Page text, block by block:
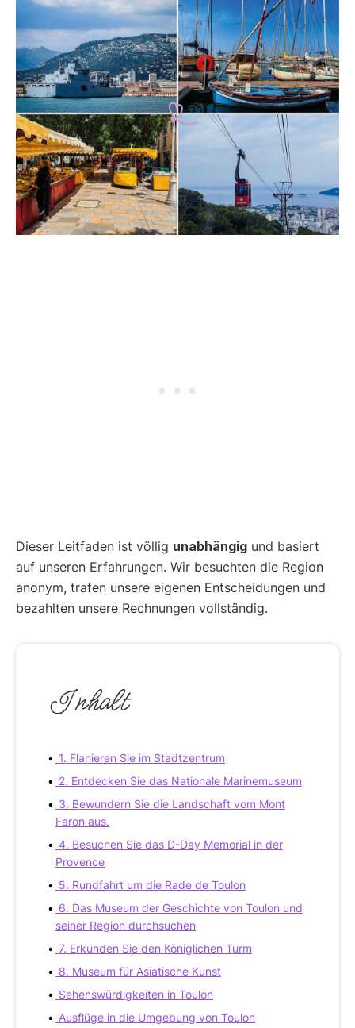
Dieser Leitfaden ist völlig unabhängig und basiert
auf unseren Erfahrungen. Wir besuchten die Region
anonym, trafen unsere eigenen Entscheidungen und
bezahlten unsere Rechnungen vollständig.
Inhalt
1. Flanieren Sie im Stadtzentrum
2. Entdecken Sie das Nationale Marinemuseum
3. Bewundern Sie die Landschaft vom Mont
Faron aus.
4. Besuchen Sie das D-Day Memorial in der
Provence
5. Rundfahrt um die Rade de Toulon
6. Das Museum der Geschichte von Toulon und
seiner Region durchsuchen
7. Erkunden Sie den Königlichen Turm
8. Museum für Asiatische Kunst
Sehenswürdigkeiten in Toulon
Ausflüge in die Umgebung von Toulon